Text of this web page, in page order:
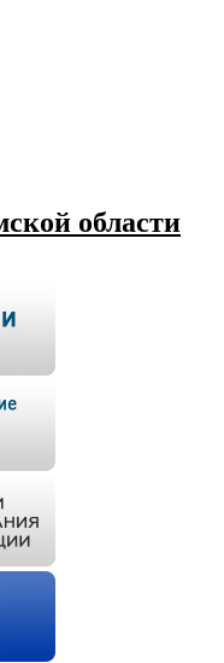
области